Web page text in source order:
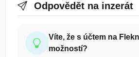
Odpovědět na inzerát
Víte, že s účtem na
možností?